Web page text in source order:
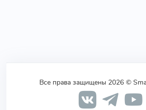
Все права защищены 2026 ©